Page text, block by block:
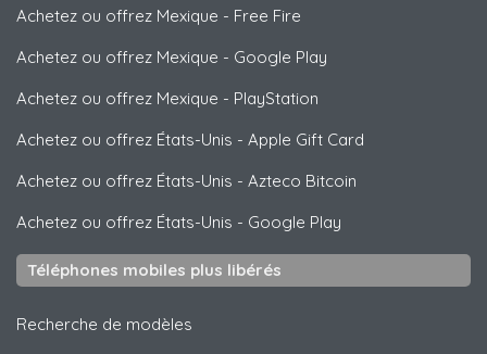
Achetez ou offrez Mexique - Free Fire
Achetez ou offrez Mexique - Google Play
Achetez ou offrez Mexique - PlayStation
Achetez ou offrez États-Unis - Apple Gift Card
Achetez ou offrez États-Unis - Azteco Bitcoin
Achetez ou offrez États-Unis - Google Play
Téléphones mobiles plus libérés
Recherche de modèles